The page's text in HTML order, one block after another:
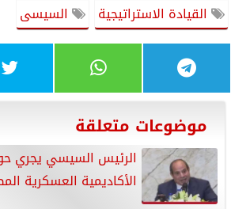
القيادة الاستراتيجية
السيسى
موضوعات متعلقة
الرئيس السيسي يجري
الأكاديمية العسكرية